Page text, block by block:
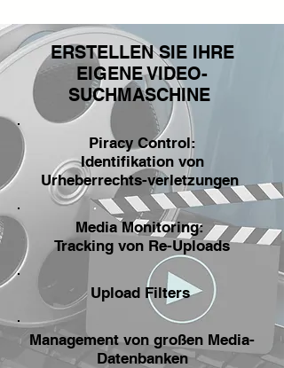
ERSTELLEN SIE IHRE
EIGENE VIDEO-
SUCHMASCHINE
Piracy Control:
Identifikation von
Urheberrechts-verletzungen
Media Monitoring:
Tracking von Re-Uploads
Upload Filters
Management von großen Media-
Datenbanken